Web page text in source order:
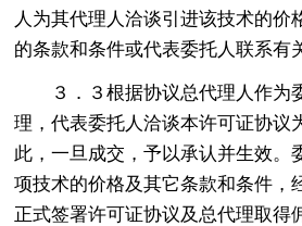
人为其代理人洽谈引进该技术的价
的条款和条件或代表委托人联系有
３．３根据协议总代理人作为
理，代表委托人洽谈本许可证协议
此，一旦成交，予以承认并生效。
项技术的价格及其它条款和条件，
正式签署许可证协议及总代理取得